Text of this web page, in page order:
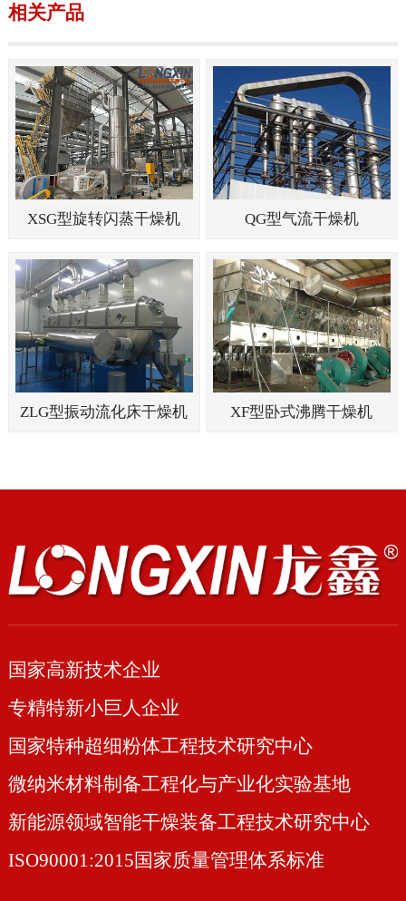
相关产品
XSG型旋转闪蒸干燥机 QG型气流干燥机
ZLG型振动流化床干燥机 XF型卧式沸腾干燥机
国家高新技术企业
专精特新小巨人企业
国家特种超细粉体工程技术研究中心
微纳米材料制备工程化与产业化实验基地
新能源领域智能干燥装备工程技术研究中心
ISO90001:2015国家质量管理体系标准